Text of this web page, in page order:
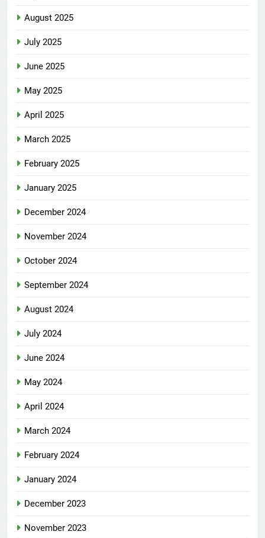
August 2025
July 2025
June 2025
May 2025
April 2025
March 2025
February 2025
January 2025
December 2024
November 2024
October 2024
September 2024
August 2024
July 2024
June 2024
May 2024
April 2024
March 2024
February 2024
January 2024
December 2023
November 2023